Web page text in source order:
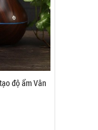
lõi đồng có